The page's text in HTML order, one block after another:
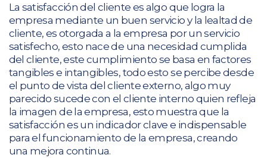
La satisfacción del cliente es algo que logra la
empresa mediante un buen servicio y la lealtad de
cliente, es otorgada a la empresa por un servicio
satisfecho, esto nace de una necesidad cumplida
del cliente, este cumplimiento se basa en factores
tangibles e intangibles, todo esto se percibe desde
el punto de vista del cliente externo, algo muy
parecido sucede con el cliente interno quien refleja
la imagen de la empresa, esto muestra que la
satisfacción es un indicador clave e indispensable
para el funcionamiento de la empresa, creando
una mejora continua.